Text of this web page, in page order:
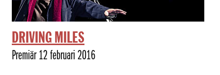
DRIVING MILES
Premiär 12 februari 2016